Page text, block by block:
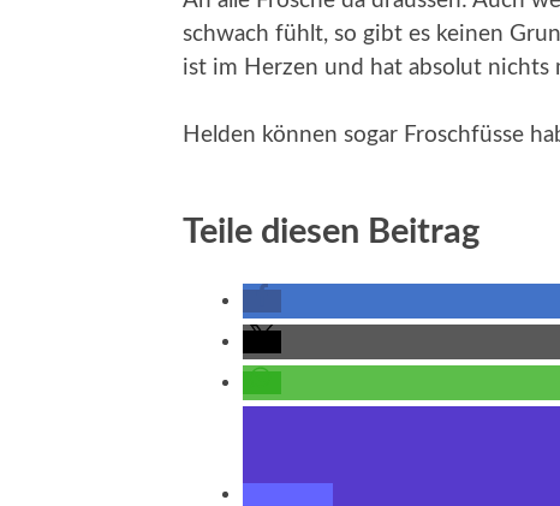
schwach fühlt, so gibt es keinen
ist im Herzen und hat absolut nichts
Helden können sogar Froschfüsse
Teile diesen Beitrag